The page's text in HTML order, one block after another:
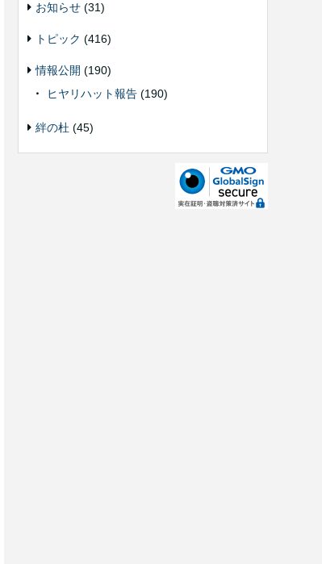
お知らせ (31)
トピック (416)
情報公開 (190)
ヒヤリハット報告 (190)
絆の杜 (45)